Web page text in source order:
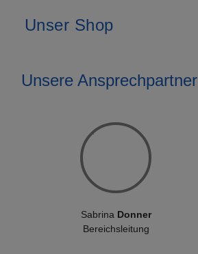
Unser Shop
Unsere Ansprechpartner
Sabrina Donner
Bereichsleitung